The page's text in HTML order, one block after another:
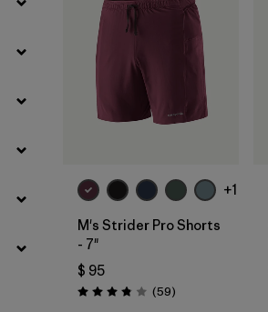
+1
M's Strider Pro Shorts
- 7"
$ 95
Valoración: 3.8 / 5
(59Comentarios
)